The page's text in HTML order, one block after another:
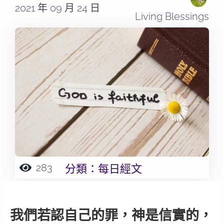
2021 年 09 月 24 日
Living Blessings
283 分類： 每日經文
我們若認自己的罪，神是信實的，